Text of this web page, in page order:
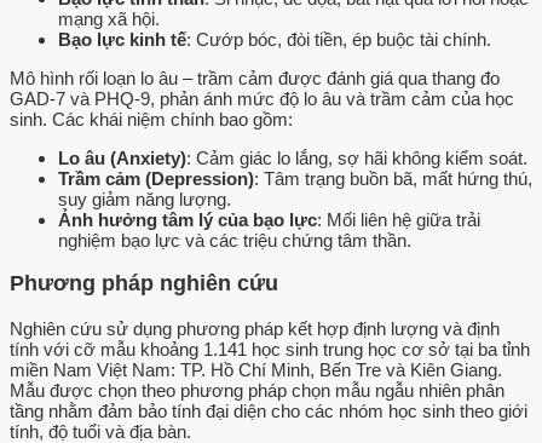
mạng xã hội.
Bạo lực kinh tế: Cướp bóc, đòi tiền, ép buộc tài chính.
Mô hình rối loạn lo âu – trầm cảm được đánh giá qua thang đo
GAD-7 và PHQ-9, phản ánh mức độ lo âu và trầm cảm của học
sinh. Các khái niệm chính bao gồm:
Lo âu (Anxiety): Cảm giác lo lắng, sợ hãi không kiểm soát.
Trầm cảm (Depression): Tâm trạng buồn bã, mất hứng thú,
suy giảm năng lượng.
Ảnh hưởng tâm lý của bạo lực: Mối liên hệ giữa trải
nghiệm bạo lực và các triệu chứng tâm thần.
Phương pháp nghiên cứu
Nghiên cứu sử dụng phương pháp kết hợp định lượng và định
tính với cỡ mẫu khoảng 1.141 học sinh trung học cơ sở tại ba tỉnh
miền Nam Việt Nam: TP. Hồ Chí Minh, Bến Tre và Kiên Giang.
Mẫu được chọn theo phương pháp chọn mẫu ngẫu nhiên phân
tầng nhằm đảm bảo tính đại diện cho các nhóm học sinh theo giới
tính, độ tuổi và địa bàn.